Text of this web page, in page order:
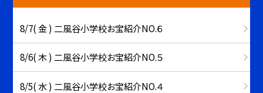
8/7( 金 ) 二風谷小学校お宝紹介NO.６
8/6( 木 ) 二風谷小学校お宝紹介NO.５
8/5( 水 ) 二風谷小学校お宝紹介NO.４